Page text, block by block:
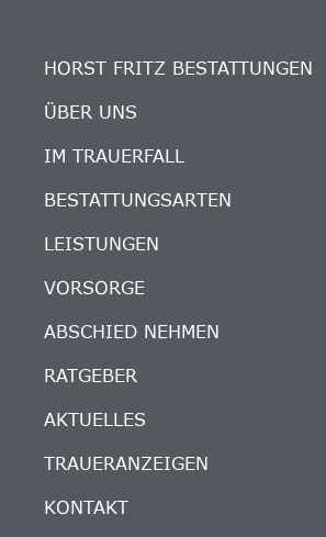
HORST FRITZ BESTATTUNGEN
ÜBER UNS
IM TRAUERFALL
BESTATTUNGSARTEN
LEISTUNGEN
VORSORGE
ABSCHIED NEHMEN
RATGEBER
AKTUELLES
TRAUERANZEIGEN
KONTAKT